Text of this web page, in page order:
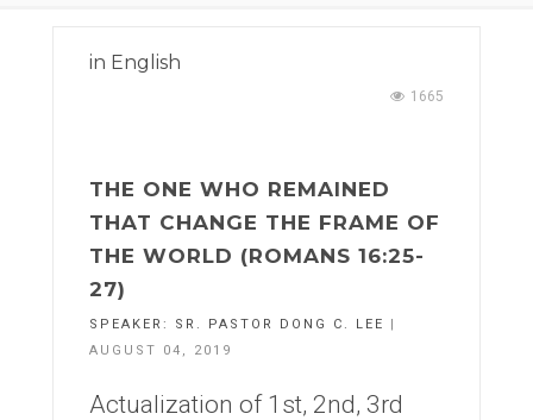
in English
1665
THE ONE WHO REMAINED
THAT CHANGE THE FRAME OF
THE WORLD (ROMANS 16:25-
27)
SPEAKER: SR. PASTOR DONG C. LEE
|
AUGUST 04, 2019
Actualization of 1st, 2nd, 3rd